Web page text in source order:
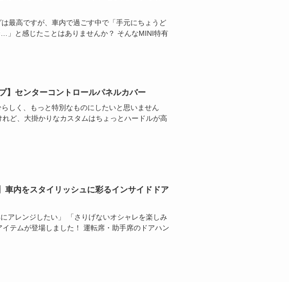
最高ですが、車内で過ごす中で「手元にちょうど
」と感じたことはありませんか？ そんなMINI特有
】センターコントロールパネルカバー
しく、もっと特別なものにしたいと思いません
ど、大掛かりなカスタムはちょっとハードルが高
車内をスタイリッシュに彩るインサイドドア
アレンジしたい」 「さりげないオシャレを楽しみ
テムが登場しました！ 運転席・助手席のドアハン